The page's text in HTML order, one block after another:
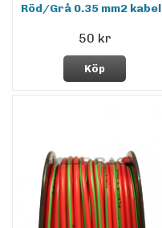
Röd/Grå 0.35 mm2 kabel
50 kr
Köp